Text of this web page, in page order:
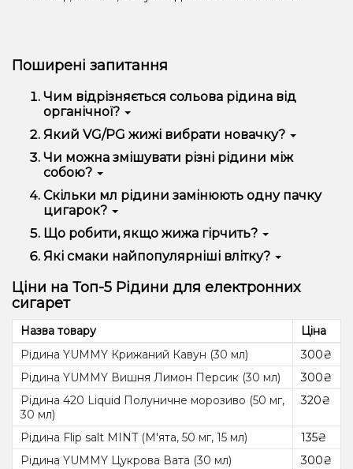
Поширені запитання
Чим відрізняється сольова рідина від
органічної?
Сольова швидше засвоюється, м'якше за відчуттями
та використовується в POD-системах. Органічна
заправка - класика для баків і дріпок.
Який VG/PG жижі вибрати новачку?
Оптимально - 50/50. Така пропорція дає баланс
смаку та пари та підходить для більшості пристроїв.
Чи можна змішувати різні рідини між
собою?
Так, але бажано одного виробника та з однаковим
VG/PG. Так ви не зашкодите койлу і отримаєте
стабільний смак.
Скільки мл рідини замінюють одну пачку
цигарок?
У середньому 1 мл жижки на сольовому нікотині
(20-50 мг) дорівнює 20-25 сигарет.
Що робити, якщо жижа гірчить?
Ймовірно, випарник перегрітий або надто
потужний для цієї рідини. Спробуйте знизити ват
або змінити койл.
Які смаки найпопулярніші влітку?
Кавун, м'ята, лимонад, тропічні мікси та icy-варіанти
з холодком.
Ціни на Топ-5 Рідини для електронних
сигарет
Назва товару
Ціна
Рідина YUMMY Крижаний Кавун (30 мл)
300₴
Рідина YUMMY Вишня Лимон Персик (30 мл)
300₴
Рідина 420 Liquid Полуничне морозиво (50 мг,
30 мл)
320₴
Рідина Flip salt MINT (М'ята, 50 мг, 15 мл)
135₴
Рідина YUMMY Цукрова Вата (30 мл)
300₴